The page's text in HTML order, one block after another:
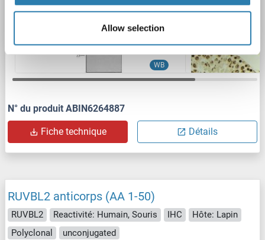
Allow selection
WB
N° du produit ABIN6264887
Fiche technique Détails
RUVBL2 anticorps (AA 1-50)
RUVBL2 Reactivité: Humain, Souris IHC
Hôte: Lapin
Polyclonal
unconjugated